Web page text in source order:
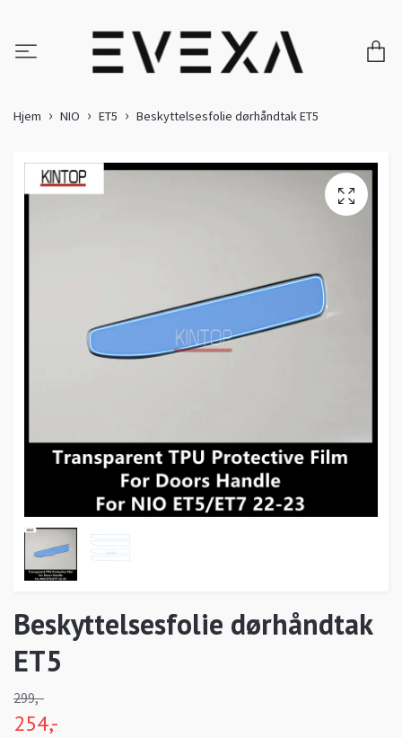
Hjem NIO ET5 Beskyttelsesfolie dørhåndtak ET5
Beskyttelsesfolie dørhåndtak
ET5
299,-
254,-